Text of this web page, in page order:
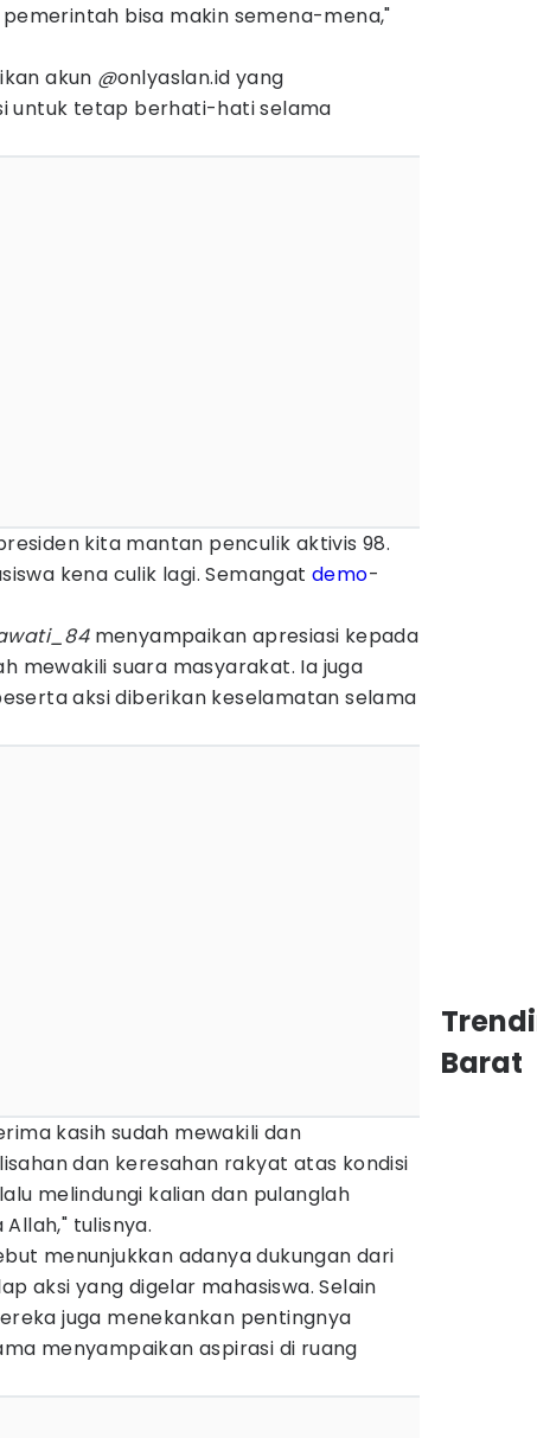
bisa makin semena-mena,"
akun @onlyaslan.id yang
untuk tetap berhati-hati selama
kita mantan penculik aktivis 98.
kena culik lagi. Semangat demo-
menyampaikan apresiasi kepada
mewakili suara masyarakat. Ia juga
aksi diberikan keselamatan selama
kasih sudah mewakili dan
dan keresahan rakyat atas kondisi
melindungi kalian dan pulanglah
tulisnya.
menunjukkan adanya dukungan dari
aksi yang digelar mahasiswa. Selain
juga menekankan pentingnya
menyampaikan aspirasi di ruang
Barat